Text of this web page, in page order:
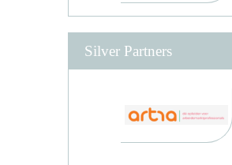
Silver Partners